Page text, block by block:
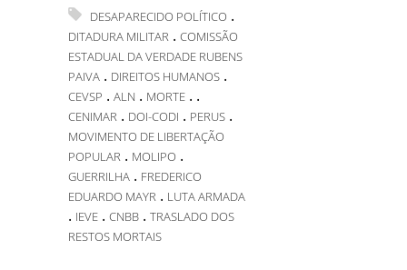
DESAPARECIDO POLÍTICO .
DITADURA MILITAR . COMISSÃO
ESTADUAL DA VERDADE RUBENS
PAIVA . DIREITOS HUMANOS .
CEVSP . ALN . MORTE . .
CENIMAR . DOI-CODI . PERUS .
MOVIMENTO DE LIBERTAÇÃO
POPULAR . MOLIPO .
GUERRILHA . FREDERICO
EDUARDO MAYR . LUTA ARMADA
. IEVE . CNBB . TRASLADO DOS
RESTOS MORTAIS